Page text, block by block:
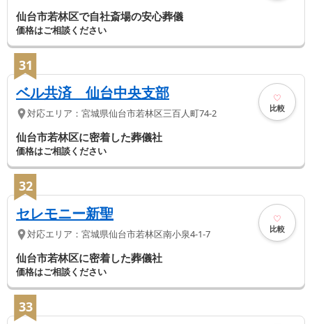
仙台市若林区で自社斎場の安心葬儀
価格はご相談ください
31
ベル共済 仙台中央支部
対応エリア： 宮城県仙台市若林区三百人町74-2 比較
仙台市若林区に密着した葬儀社
価格はご相談ください
32
セレモニー新聖
対応エリア： 宮城県仙台市若林区南小泉4-1-7 比較
仙台市若林区に密着した葬儀社
価格はご相談ください
33